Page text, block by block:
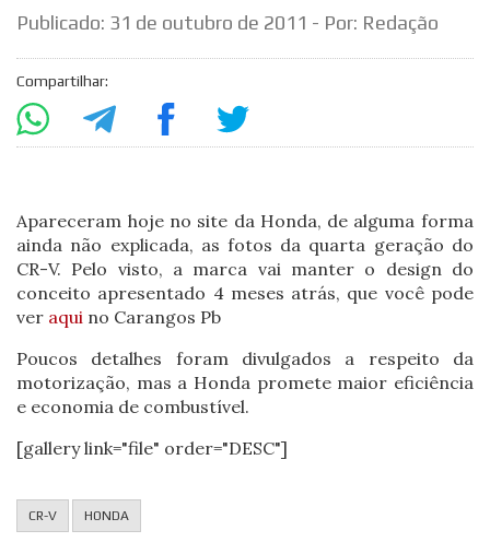
Publicado: 31 de outubro de 2011 - Por: Redação
Compartilhar:
Apareceram hoje no site da Honda, de alguma forma
ainda não explicada, as fotos da quarta geração do
CR-V. Pelo visto, a marca vai manter o design do
conceito apresentado 4 meses atrás, que você pode
ver aqui no Carangos Pb
Poucos detalhes foram divulgados a respeito da
motorização, mas a Honda promete maior eficiência
e economia de combustível.
[gallery link="file" order="DESC"]
CR-V HONDA